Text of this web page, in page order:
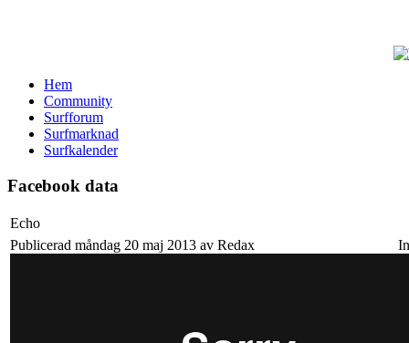
Hem
Community
Surfforum
Surfmarknad
Surfkalender
Facebook data
Echo
Publicerad måndag 20 maj 2013 av Redax